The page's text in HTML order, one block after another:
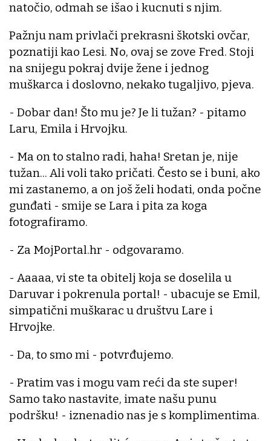
natočio, odmah se išao i kucnuti s njim.
Pažnju nam privlači prekrasni škotski ovčar,
poznatiji kao Lesi. No, ovaj se zove Fred. Stoji
na snijegu pokraj dvije žene i jednog
muškarca i doslovno, nekako tugaljivo, pjeva.
- Dobar dan! Što mu je? Je li tužan? - pitamo
Laru, Emila i Hrvojku.
- Ma on to stalno radi, haha! Sretan je, nije
tužan... Ali voli tako pričati. Često se i buni, ako
mi zastanemo, a on još želi hodati, onda počne
gunđati - smije se Lara i pita za koga
fotografiramo.
- Za MojPortal.hr - odgovaramo.
- Aaaaa, vi ste ta obitelj koja se doselila u
Daruvar i pokrenula portal! - ubacuje se Emil,
simpatični muškarac u društvu Lare i
Hrvojke.
- Da, to smo mi - potvrđujemo.
- Pratim vas i mogu vam reći da ste super!
Samo tako nastavite, imate našu punu
podršku! - iznenadio nas je s komplimentima.